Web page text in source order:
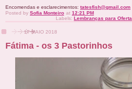
Encomendas e esclarecimentos: tatesfish@gmail.com
Posted by Sofia Monteiro at 12:21 PM
Labels: Lembranças para Oferta
17 MAIO 2018
Fátima - os 3 Pastorinhos